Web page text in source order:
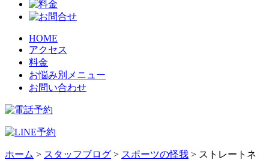
HOME
アクセス
料金
お悩み別メニュー
お問い合わせ
ホーム > スタッフブログ > スポーツの怪我 > ストレートネ